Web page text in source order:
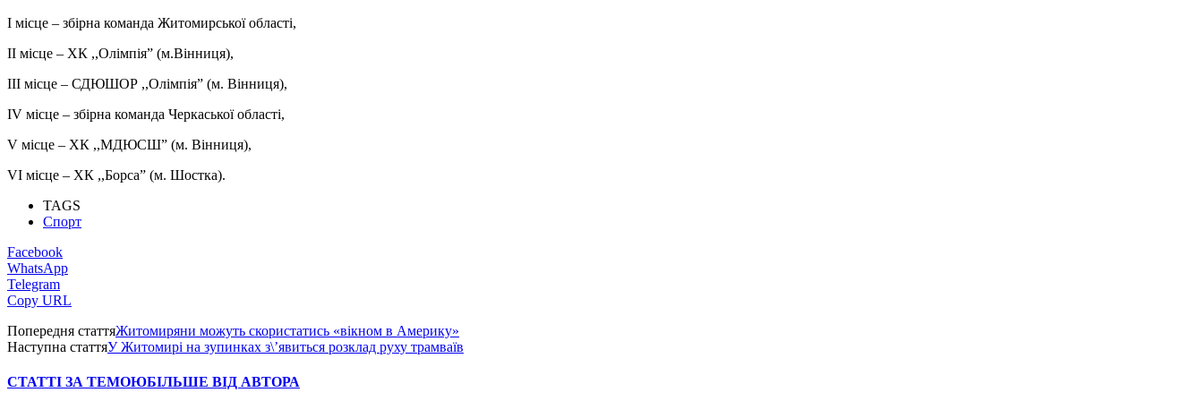
І місце – збірна команда Житомирської області,
ІІ місце – ХК ,,Олімпія” (м.Вінниця),
ІІІ місце – СДЮШОР ,,Олімпія” (м. Вінниця),
ІV місце – збірна команда Черкаської області,
V місце – ХК ,,МДЮСШ” (м. Вінниця),
VI місце – ХК ,,Борса” (м. Шостка).
TAGS
Спорт
Facebook
WhatsApp
Telegram
Copy URL
Попередня статтяЖитомиряни можуть скористатись «вікном в Америку»
Наступна статтяУ Житомирі на зупинках з\’явиться розклад руху трамваїв
СТАТТІ ЗА ТЕМОЮБІЛЬШЕ ВІД АВТОРА